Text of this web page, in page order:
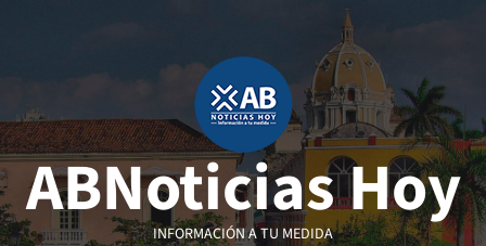
ABNoticias Hoy
INFORMACIÓN A TU MEDIDA